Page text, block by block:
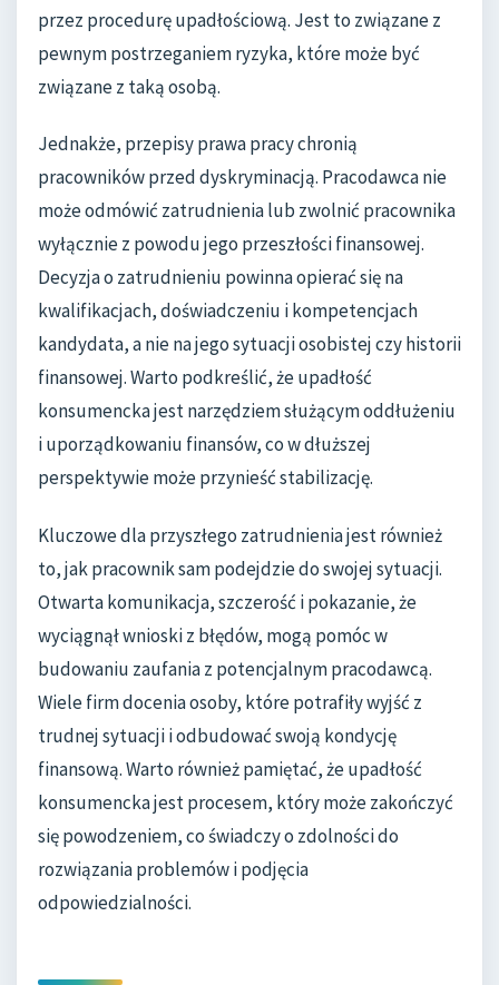
przez procedurę upadłościową. Jest to związane z
pewnym postrzeganiem ryzyka, które może być
związane z taką osobą.
Jednakże, przepisy prawa pracy chronią
pracowników przed dyskryminacją. Pracodawca nie
może odmówić zatrudnienia lub zwolnić pracownika
wyłącznie z powodu jego przeszłości finansowej.
Decyzja o zatrudnieniu powinna opierać się na
kwalifikacjach, doświadczeniu i kompetencjach
kandydata, a nie na jego sytuacji osobistej czy historii
finansowej. Warto podkreślić, że upadłość
konsumencka jest narzędziem służącym oddłużeniu
i uporządkowaniu finansów, co w dłuższej
perspektywie może przynieść stabilizację.
Kluczowe dla przyszłego zatrudnienia jest również
to, jak pracownik sam podejdzie do swojej sytuacji.
Otwarta komunikacja, szczerość i pokazanie, że
wyciągnął wnioski z błędów, mogą pomóc w
budowaniu zaufania z potencjalnym pracodawcą.
Wiele firm docenia osoby, które potrafiły wyjść z
trudnej sytuacji i odbudować swoją kondycję
finansową. Warto również pamiętać, że upadłość
konsumencka jest procesem, który może zakończyć
się powodzeniem, co świadczy o zdolności do
rozwiązania problemów i podjęcia
odpowiedzialności.